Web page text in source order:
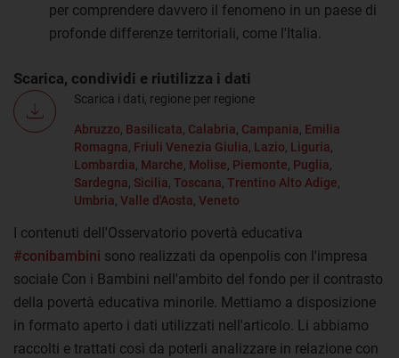
per comprendere davvero il fenomeno in un paese di
profonde differenze territoriali, come l'Italia.
Scarica, condividi e riutilizza i dati
Scarica i dati, regione per regione
Abruzzo Basilicata Calabria Campania Emilia
Romagna Friuli Venezia Giulia Lazio Liguria
Lombardia Marche Molise Piemonte Puglia
Sardegna Sicilia Toscana Trentino Alto Adige
Umbria Valle d'Aosta Veneto
I contenuti dell'Osservatorio povertà educativa
#conibambini sono realizzati da openpolis con l'impresa
sociale Con i Bambini nell'ambito del fondo per il contrasto
della povertà educativa minorile. Mettiamo a disposizione
in formato aperto i dati utilizzati nell'articolo. Li abbiamo
raccolti e trattati così da poterli analizzare in relazione con